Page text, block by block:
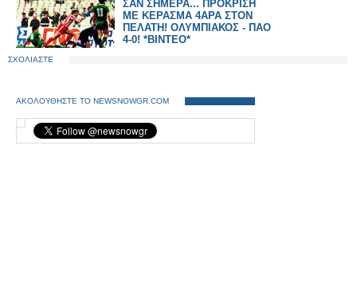
ΣΑΝ ΣΗΜΕΡΑ... ΠΡΟΚΡΙΣΗ
ΜΕ ΚΕΡΑΣΜΑ 4ΑΡΑ ΣΤΟΝ
ΠΕΛΑΤΗ! ΟΛΥΜΠΙΑΚΟΣ - ΠΑΟ
4-0! *ΒΙΝΤΕΟ*
ΣΧΟΛΙΑΣΤΕ
ΑΚΟΛΟΥΘΗΣΤΕ ΤΟ NEWSNOWGR.COM